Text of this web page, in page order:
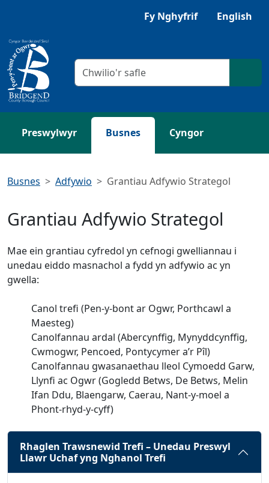
Gwrandewch gyda Browsealoud
Fy Nghyfrif English
Meini prawf chwilio
Preswylwyr Busnes Cyngor
Busnes Adfywio Grantiau Adfywio Strategol
Grantiau Adfywio Strategol
Mae ein grantiau cyfredol yn cefnogi gwelliannau i
unedau eiddo masnachol a fydd yn adfywio ac yn
gwella:
Canol trefi (Pen-y-bont ar Ogwr, Porthcawl a
Maesteg)
Canolfannau ardal (Abercynffig, Mynyddcynffig,
Cwmogwr, Pencoed, Pontycymer a’r Pîl)
Canolfannau gwasanaethau lleol Cymoedd Garw,
Llynfi ac Ogwr (Gogledd Betws, De Betws, Melin
Ifan Ddu, Blaengarw, Caerau, Nant-y-moel a
Phont-rhyd-y-cyff)
Rhaglen Trawsnewid Trefi – Unedau Preswyl
Llawr Uchaf yng Nghanol Trefi